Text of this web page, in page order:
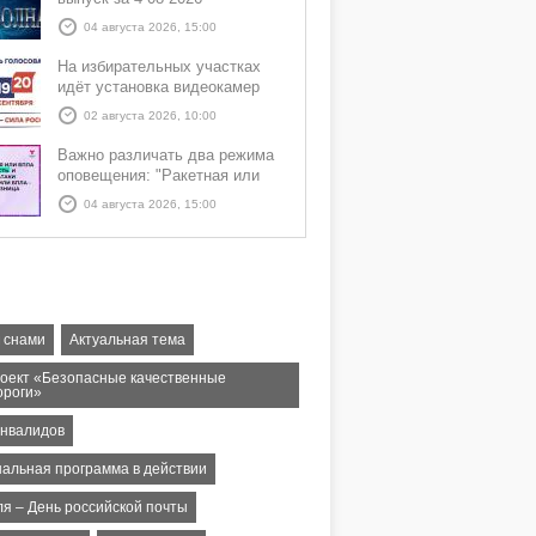
04 августа 2026, 15:00
На избирательных участках
идёт установка видеокамер
02 августа 2026, 10:00
Важно различать два режима
оповещения: "Ракетная или
БПЛА опасность" и "Угроза
атаки ракеты или БПЛА"
04 августа 2026, 15:00
снами Актуальная тема
«Безопасные качественные
программа в действии
– День российской почты